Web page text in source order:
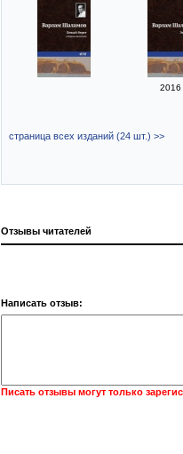
2016
страница всех изданий (24 шт.) >>
Отзывы читателей
Написать отзыв:
Писать отзывы могут только